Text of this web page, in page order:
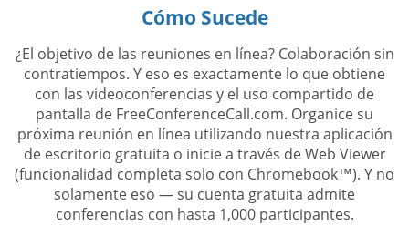
Cómo Sucede
¿El objetivo de las reuniones en línea? Colaboración sin
contratiempos. Y eso es exactamente lo que obtiene
con las videoconferencias y el uso compartido de
pantalla de FreeConferenceCall.com. Organice su
próxima reunión en línea utilizando nuestra aplicación
de escritorio gratuita o inicie a través de Web Viewer
(funcionalidad completa solo con Chromebook™). Y no
solamente eso — su cuenta gratuita admite
conferencias con hasta 1,000 participantes.